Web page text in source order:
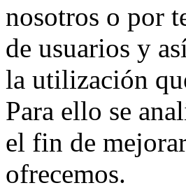
nosotros o por
de usuarios y
la utilización
Para ello se
el fin de
ofrecemos.